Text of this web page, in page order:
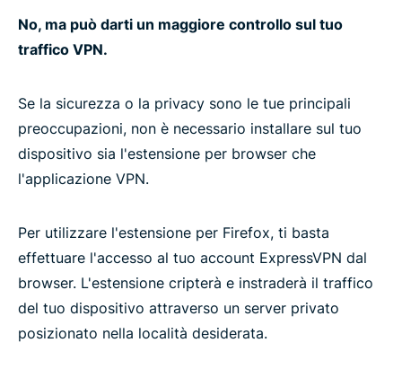
No, ma può darti un maggiore controllo sul tuo
traffico VPN.
Se la sicurezza o la privacy sono le tue principali
preoccupazioni, non è necessario installare sul tuo
dispositivo sia l'estensione per browser che
l'applicazione VPN.
Per utilizzare l'estensione per Firefox, ti basta
effettuare l'accesso al tuo account ExpressVPN dal
browser. L'estensione cripterà e instraderà il traffico
del tuo dispositivo attraverso un server privato
posizionato nella località desiderata.